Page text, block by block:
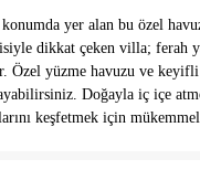
yer alan bu özel
dikkat çeken villa; ferah
Özel yüzme havuzu ve
Doğayla iç içe
keşfetmek için